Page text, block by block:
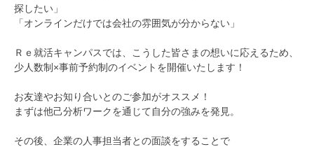
探したい」
「オンラインだけでは会社の雰囲気が分からない」
Ｒｅ就活キャンパスでは、こうした皆さまの想いに応えるため、
少人数制×事前予約制のイベントを開催いたします！
お友達やお知り合いとのご参加がオススメ！
まずは他己分析ワークを通じて自分の強みを発見。
その後、企業の人事担当者との面談をすることで